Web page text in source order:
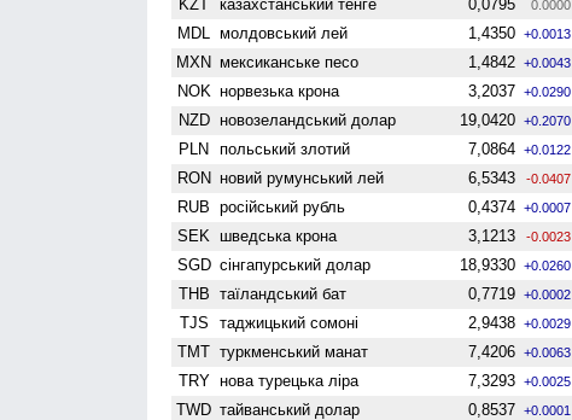
KZT казахстанський тенге 0,0795 0.0000
MDL молдовський лей 1,4350 +0.0013
MXN мексиканське песо 1,4842 +0.0043
NOK норвезька крона 3,2037 +0.0290
NZD ново­зеландський долар 19,0420 +0.2070
PLN польський злотий 7,0864 +0.0122
RON новий румунський лей 6,5343 -0.0407
RUB російський рубль 0,4374 +0.0007
SEK шведська крона 3,1213 -0.0023
SGD сінгапурський долар 18,9330 +0.0260
THB таїландський бат 0,7719 +0.0002
TJS таджицький сомоні 2,9438 +0.0029
TMT туркменський манат 7,4206 +0.0063
TRY нова турецька ліра 7,3293 +0.0025
TWD тайванський долар 0,8537 +0.0001